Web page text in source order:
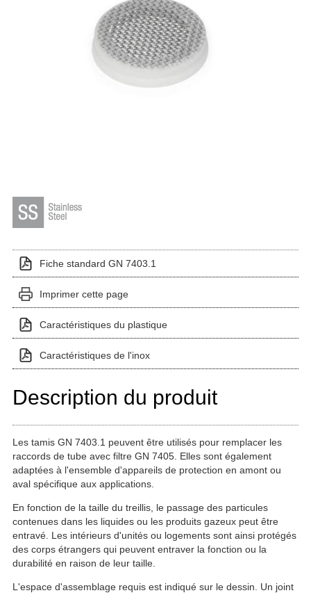
Fiche standard GN 7403.1
Imprimer cette page
Caractéristiques du plastique
Caractéristiques de l'inox
Description du produit
Les tamis GN 7403.1 peuvent être utilisés pour remplacer les
raccords de tube avec filtre GN 7405. Elles sont également
adaptées à l'ensemble d'appareils de protection en amont ou
aval spécifique aux applications.
En fonction de la taille du treillis, le passage des particules
contenues dans les liquides ou les produits gazeux peut être
entravé. Les intérieurs d'unités ou logements sont ainsi protégés
des corps étrangers qui peuvent entraver la fonction ou la
durabilité en raison de leur taille.
L'espace d'assemblage requis est indiqué sur le dessin. Un joint